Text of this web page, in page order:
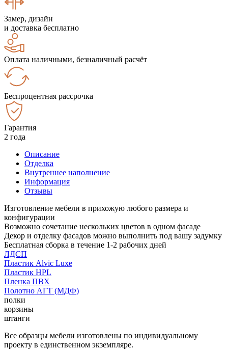
Замер, дизайн
и доставка бесплатно
Оплата наличными, безналичный расчёт
Беспроцентная рассрочка
Гарантия
2 года
Описание
Отделка
Внутреннее наполнение
Информация
Отзывы
Изготовление мебели в прихожую любого размера и
конфигурации
Возможно сочетание нескольких цветов в одном фасаде
Декор и отделку фасадов можно выполнить под вашу задумку
Бесплатная сборка в течение 1-2 рабочих дней
ЛДСП
Пластик Alvic Luxe
Пластик HPL
Пленка ПВХ
Полотно АГТ (МДФ)
полки
корзины
штанги
Все образцы мебели изготовлены по индивидуальному
проекту в единственном экземпляре.